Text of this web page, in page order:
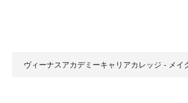
ヴィーナスアカデミーキャリアカレッジ - メイ